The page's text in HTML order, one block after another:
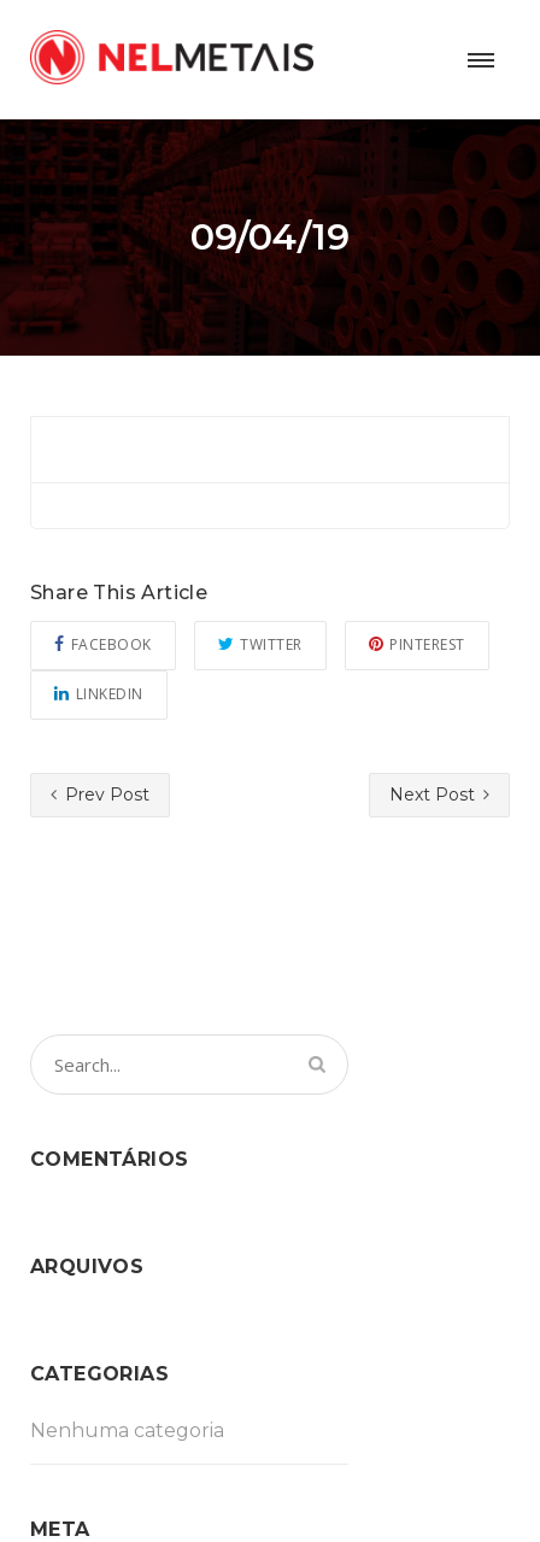
09/04/19
Share This Article
FACEBOOK TWITTER PINTEREST
LINKEDIN
Prev Post Next Post
COMENTÁRIOS
ARQUIVOS
CATEGORIAS
Nenhuma categoria
META